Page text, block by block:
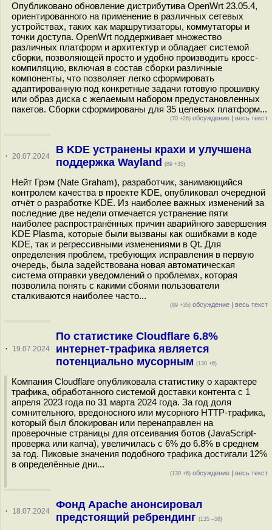
Опубликовано обновление дистрибутива OpenWrt 23.05.4,
ориентированного на применение в различных сетевых
устройствах, таких как маршрутизаторы, коммутаторы и
точки доступа. OpenWrt поддерживает множество
различных платформ и архитектур и обладает системой
сборки, позволяющей просто и удобно производить кросс-
компиляцию, включая в состав сборки различные
компоненты, что позволяет легко сформировать
адаптированную под конкретные задачи готовую прошивку
или образ диска с желаемым набором предустановленных
пакетов. Сборки сформированы для 35 целевых платформ...
(70 +26) обсуждение | весь текст
· 20.07.2024
В KDE устранены крахи и улучшена
поддержка Wayland
(89 +35)
Нейт Грэм (Nate Graham), разработчик, занимающийся
контролем качества в проекте KDE, опубликовал очередной
отчёт о разработке KDE. Из наиболее важных изменений за
последние две недели отмечается устранение пяти
наиболее распространённых причин аварийного завершения
KDE Plasma, которые были вызваны как ошибками в коде
KDE, так и регрессивными изменениями в Qt. Для
определения проблем, требующих исправления в первую
очередь, была задействована новая автоматическая
система отправки уведомлений о проблемах, которая
позволила понять с какими сбоями пользователи
сталкиваются наиболее часто...
(89 +35) обсуждение | весь текст
· 19.07.2024
По статистике Cloudflare 6.8%
интернет-трафика является
потенциально мусорным (130 +6)
Компания Cloudflare опубликовала статистику о характере
трафика, обработанного системой доставки контента с 1
апреля 2023 года по 31 марта 2024 года. За год доля
сомнительного, вредоносного или мусорного HTTP-трафика,
который был блокирован или перенаправлен на
проверочные страницы для отсеивания ботов (JavaScript-
проверка или капча), увеличилась с 6% до 6.8% в среднем
за год. Пиковые значения подобного трафика достигали 12%
в определённые дни...
(130 +6) обсуждение | весь текст
· 18.07.2024
Фонд Apache анонсировал
предстоящий ребрендинг (135 –58)